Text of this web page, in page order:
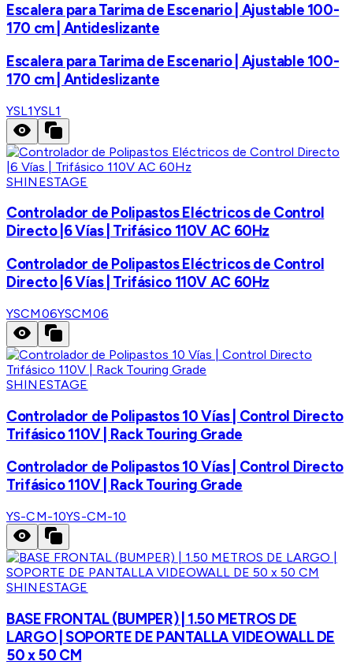
Escalera para Tarima de Escenario | Ajustable 100-
170 cm | Antideslizante
Escalera para Tarima de Escenario | Ajustable 100-
170 cm | Antideslizante
YSL1YSL1
SHINESTAGE
Controlador de Polipastos Eléctricos de Control
Directo |6 Vías | Trifásico 110V AC 60Hz
Controlador de Polipastos Eléctricos de Control
Directo |6 Vías | Trifásico 110V AC 60Hz
YSCM06YSCM06
SHINESTAGE
Controlador de Polipastos 10 Vías | Control Directo
Trifásico 110V | Rack Touring Grade
Controlador de Polipastos 10 Vías | Control Directo
Trifásico 110V | Rack Touring Grade
YS-CM-10YS-CM-10
SHINESTAGE
BASE FRONTAL (BUMPER) | 1.50 METROS DE
LARGO | SOPORTE DE PANTALLA VIDEOWALL DE
50 x 50 CM